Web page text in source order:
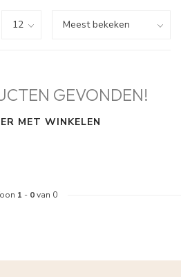
GEVONDEN!
MET WINKELEN
1 - 0van 0